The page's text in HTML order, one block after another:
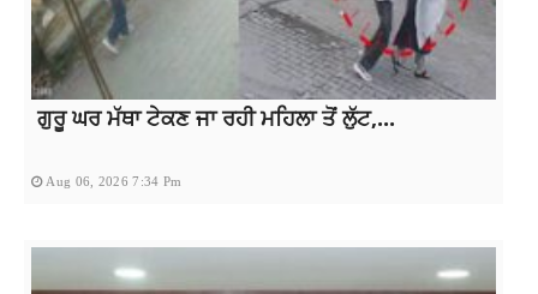
ਗੁਰੂ ਘਰ ਮੱਥਾ ਟੇਕਣ ਜਾ ਰਹੀ ਮਹਿਲਾ ਤੋਂ ਲੁੱਟ,...
Aug 06, 2026 7:34 Pm